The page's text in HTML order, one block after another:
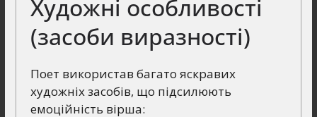
Художні особливості
(засоби виразності)
Поет використав багато яскравих
художніх засобів, що підсилюють
емоційність вірша: